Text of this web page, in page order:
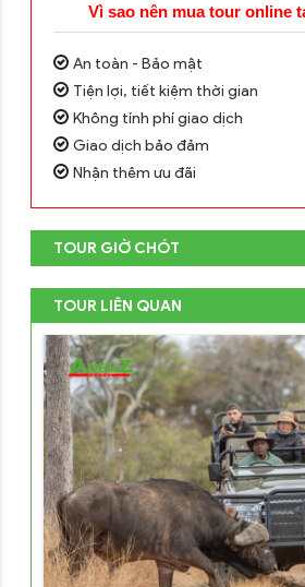
Vì sao nên mua tour online
An toàn - Bảo mật
Tiện lợi, tiết kiệm thời gian
Không tính phí giao dịch
Giao dịch bảo đảm
Nhận thêm ưu đãi
TOUR GIỜ CHÓT
TOUR LIÊN QUAN